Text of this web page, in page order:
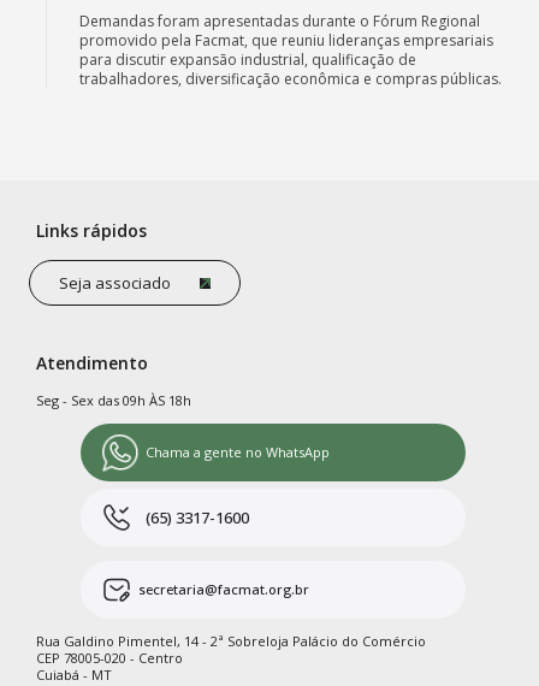
Demandas foram apresentadas durante o Fórum Regional
promovido pela Facmat, que reuniu lideranças empresariais
para discutir expansão industrial, qualificação de
trabalhadores, diversificação econômica e compras públicas.
Links rápidos
Seja associado
Atendimento
Seg - Sex das 09h ÀS 18h
Chama a gente no WhatsApp
(65) 3317-1600
secretaria@facmat.org.br
Rua Galdino Pimentel, 14 - 2ª Sobreloja Palácio do Comércio
CEP 78005-020 - Centro
Cuiabá - MT